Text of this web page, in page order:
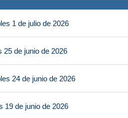
1 de julio de 2026
25 de junio de 2026
24 de junio de 2026
19 de junio de 2026